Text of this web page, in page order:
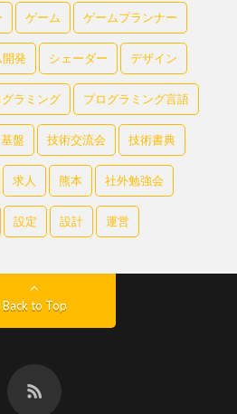
ゲーム ゲームプランナー
開発 シェーダー デザイン
ラミング プログラミング言語
基盤 技術交流会 技術書典
求人 熊本 社外勉強会
設定 設計 運営
Back to Top